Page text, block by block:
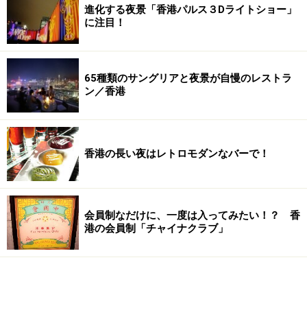
進化する夜景「香港パルス３Dライトショー」
に注目！
65種類のサングリアと夜景が自慢のレストラ
ン／香港
香港の長い夜はレトロモダンなバーで！
会員制なだけに、一度は入ってみたい！？ 香
港の会員制「チャイナクラブ」